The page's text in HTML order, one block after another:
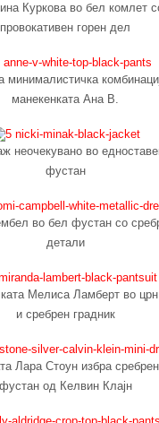
Куркова во бел комлет
провокативен горен дел
минималистичка
манекенката Ана В.
неочекувано во
фустан
во бел фустан со
детали
Мелиса Ламберт во
и сребрен градник
Лара Стоун избра
фустан од Келвин Клајн